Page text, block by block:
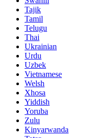
Tajik
Tamil
Telugu
Thai
Ukrainian
Urdu
Uzbek
Vietnamese
Welsh
Xhosa
Yiddish
Yoruba
Zulu
Kinyarwanda